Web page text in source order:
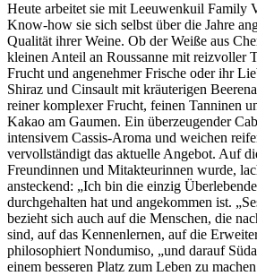
Heute arbeitet sie mit Leeuwenkuil Family
Know-how sie sich selbst über die Jahre
Qualität ihrer Weine. Ob der Weiße aus
kleinen Anteil an Roussanne mit reizvoller
Frucht und angenehmer Frische oder ihr
Shiraz und Cinsault mit kräuterigen
reiner komplexer Frucht, feinen Tanninen
Kakao am Gaumen. Ein überzeugender
intensivem Cassis-Aroma und weichen
vervollständigt das aktuelle Angebot. Auf
Freundinnen und Mitakteurinnen wurde,
ansteckend: „Ich bin die einzig
durchgehalten hat und angekommen ist.
bezieht sich auch auf die Menschen, die
sind, auf das Kennenlernen, auf die
philosophiert Nondumiso, „und darauf
einem besseren Platz zum Leben zu